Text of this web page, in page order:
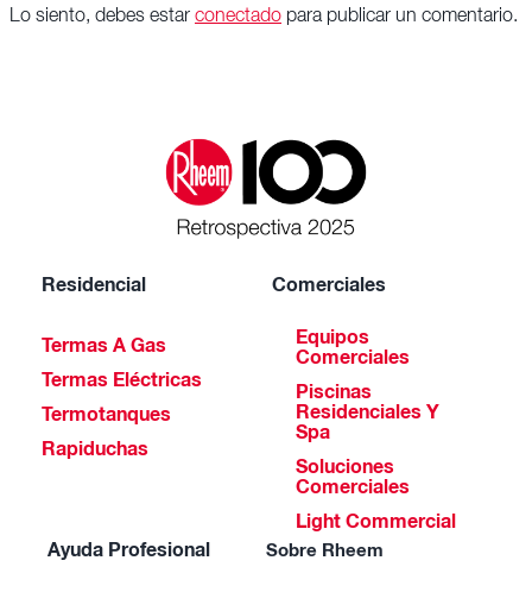
Lo siento, debes estar conectado para publicar un comentario.
Residencial
Termas A Gas
Termas Eléctricas
Termotanques
Rapiduchas
Comerciales
Equipos
Comerciales
Piscinas
Residenciales Y
Spa
Soluciones
Comerciales
Light Commercial
Ayuda Profesional
Sobre Rheem